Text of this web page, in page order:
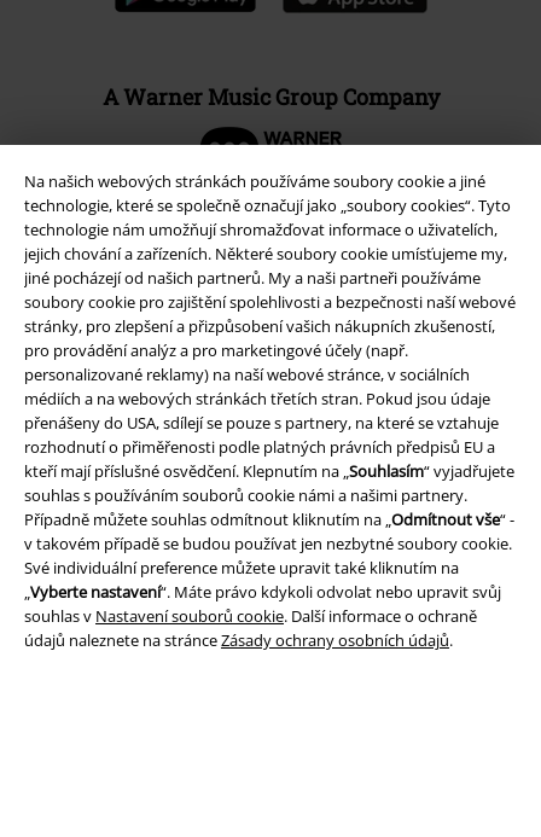
Na našich webových stránkách používáme soubory cookie a jiné
technologie, které se společně označují jako „soubory cookies“. Tyto
technologie nám umožňují shromažďovat informace o uživatelích,
jejich chování a zařízeních. Některé soubory cookie umísťujeme my,
jiné pocházejí od našich partnerů. My a naši partneři používáme
soubory cookie pro zajištění spolehlivosti a bezpečnosti naší webové
stránky, pro zlepšení a přizpůsobení vašich nákupních zkušeností,
pro provádění analýz a pro marketingové účely (např.
personalizované reklamy) na naší webové stránce, v sociálních
médiích a na webových stránkách třetích stran. Pokud jsou údaje
přenášeny do USA, sdílejí se pouze s partnery, na které se vztahuje
rozhodnutí o přiměřenosti podle platných právních předpisů EU a
kteří mají příslušné osvědčení. Klepnutím na „Souhlasím“ vyjadřujete
souhlas s používáním souborů cookie námi a našimi partnery.
Případně můžete souhlas odmítnout kliknutím na „Odmítnout vše“ -
v takovém případě se budou používat jen nezbytné soubory cookie.
Své individuální preference můžete upravit také kliknutím na
„Vyberte nastavení“. Máte právo kdykoli odvolat nebo upravit svůj
souhlas v Nastavení souborů cookie. Další informace o ochraně
údajů naleznete na stránceZásady ochrany osobních údajů.
A Warner Music Group Company
Právní informace
Podmínky
Prohlášení
Ochrana osobních údajů
Likvidace odpadu a ochrana životního prostředí